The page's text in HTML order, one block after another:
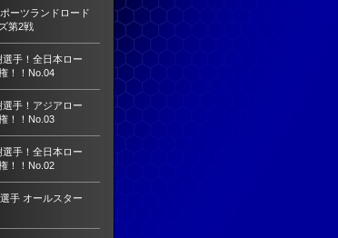
ーツランドロード
第2戦
手！全日本ロー
！！No.04
手！アジアロー
！！No.03
手！全日本ロー
！！No.02
手 オールスター